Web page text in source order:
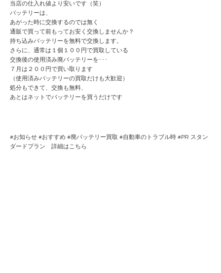
当店の仕入れ値より安いです（笑）
バッテリーは、
あがった時に交換するのでは無く
通販で買って前もってお安く交換しませんか？
持ち込みバッテリーを無料で交換します。
さらに、通常は１個１００円で買取している
交換後の使用済み廃バッテリーを･･･
７月は２００円で買い取ります
（使用済みバッテリーの買取だけも大歓迎）
処分もできて、交換も無料、
あとはネットでバッテリーを買うだけです
#お知らせ #おすすめ #廃バッテリー買取 #自動車のトラブル時 #PR スタン
ダードプラン 詳細はこちら